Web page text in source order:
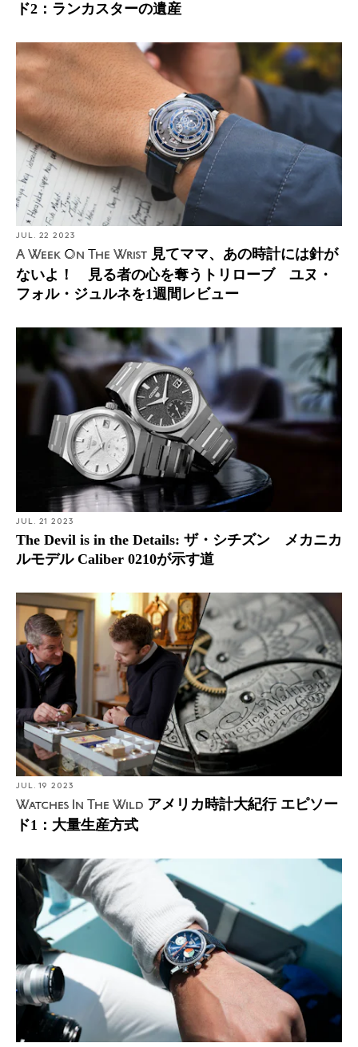
ド2：ランカスターの遺産
JUL. 22 2023
A Week On The Wrist 見てママ、あの時計には針が
ないよ！ 見る者の心を奪うトリローブ ユヌ・
フォル・ジュルネを1週間レビュー
JUL. 21 2023
The Devil is in the Details: ザ・シチズン メカニカ
ルモデル Caliber 0210が示す道
JUL. 19 2023
Watches In The Wild アメリカ時計大紀行 エピソー
ド1：大量生産方式